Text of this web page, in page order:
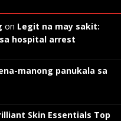
on Legit na may sakit:
hospital arrest
manong panukala sa
Skin Essentials Top